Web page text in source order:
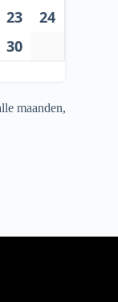
23
24
30
maanden,